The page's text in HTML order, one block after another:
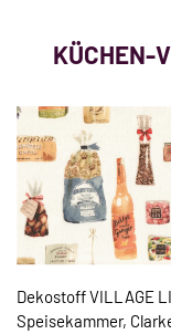
KÜCHEN-
Dekostoff VILLAGE
Speisekammer,